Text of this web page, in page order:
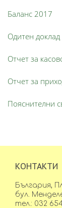
Баланс 2017
Одитен
Отчет за
Отчет за
Пояснителни
КОНТАКТИ
България,
бул.
тел.: 032